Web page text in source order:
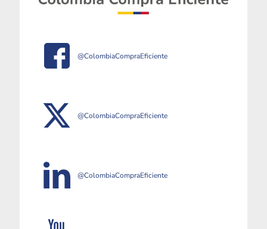
@ColombiaCompraEficiente
@ColombiaCompraEficiente
@ColombiaCompraEficiente